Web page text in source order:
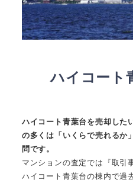
ハイコート
ハイコート青葉台を売却した
の多くは「いくらで売れるか
問です。
マンションの査定では『取引
ハイコート青葉台の棟内で過